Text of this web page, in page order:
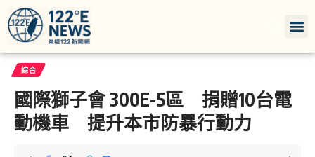
綜合
國際獅子會 300E-5區 捐贈10台電
動機車 提升本市防暴行動力